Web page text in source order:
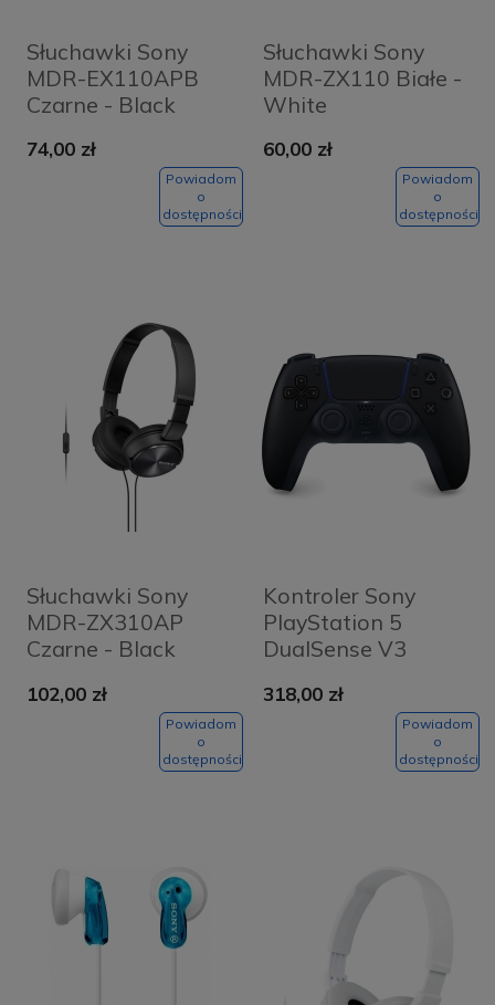
Słuchawki Sony
MDR-EX110APB
Czarne - Black
74,00 zł
Powiadom
o
dostępności
Słuchawki Sony
MDR-ZX110 Białe -
White
60,00 zł
Powiadom
o
dostępności
Słuchawki Sony
MDR-ZX310AP
Czarne - Black
102,00 zł
Powiadom
o
dostępności
Kontroler Sony
PlayStation 5
DualSense V3
318,00 zł
Powiadom
o
dostępności